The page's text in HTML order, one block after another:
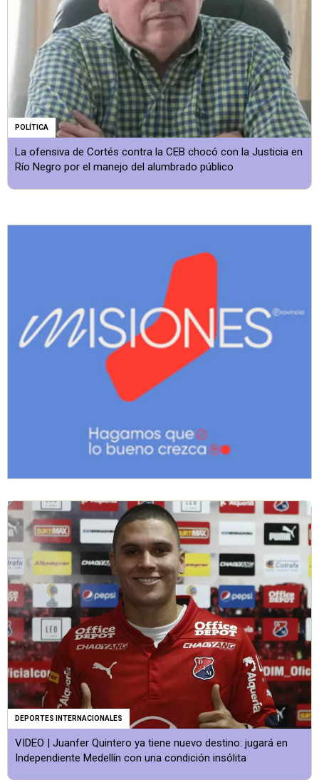
POLÍTICA
La ofensiva de Cortés contra la CEB chocó con la Justicia en
Río Negro por el manejo del alumbrado público
DEPORTES INTERNACIONALES
VIDEO | Juanfer Quintero ya tiene nuevo destino: jugará en
Independiente Medellín con una condición insólita